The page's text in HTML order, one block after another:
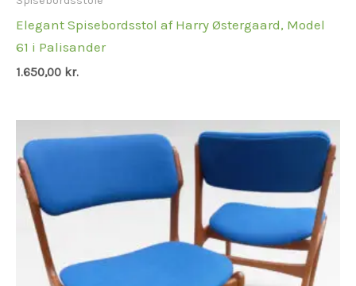
Elegant Spisebordsstol af Harry Østergaard, Model
61 i Palisander
1.650,00 kr.